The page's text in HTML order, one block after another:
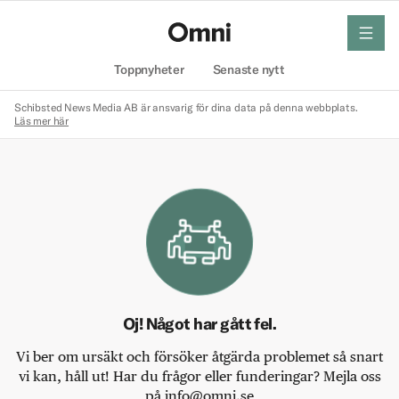
Toppnyheter Senaste nytt
meny
Schibsted News Media AB är ansvarig för dina data på denna webbplats.
Läs mer här
Oj! Något har gått fel.
Vi ber om ursäkt och försöker åtgärda problemet så snart
vi kan, håll ut! Har du frågor eller funderingar? Mejla oss